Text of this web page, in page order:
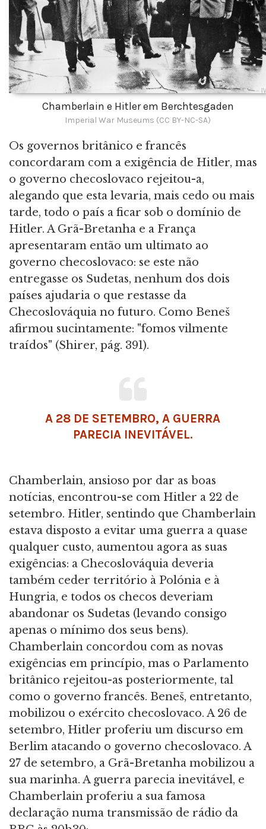
Chamberlain e Hitler em Berchtesgaden
Imperial War Museums (CC BY-NC-SA)
Os governos britânico e francês
concordaram com a exigência de Hitler, mas
o governo checoslovaco rejeitou-a,
alegando que esta levaria, mais cedo ou mais
tarde, todo o país a ficar sob o domínio de
Hitler. A Grã-Bretanha e a França
apresentaram então um ultimato ao
governo checoslovaco: se este não
entregasse os Sudetas, nenhum dos dois
países ajudaria o que restasse da
Checoslováquia no futuro. Como Beneš
afirmou sucintamente: "fomos vilmente
traídos" (Shirer, pág. 391).
A 28 DE SETEMBRO, A GUERRA
PARECIA INEVITÁVEL.
Chamberlain, ansioso por dar as boas
notícias, encontrou-se com Hitler a 22 de
setembro. Hitler, sentindo que Chamberlain
estava disposto a evitar uma guerra a quase
qualquer custo, aumentou agora as suas
exigências: a Checoslováquia deveria
também ceder território à Polónia e à
Hungria, e todos os checos deveriam
abandonar os Sudetas (levando consigo
apenas o mínimo dos seus bens).
Chamberlain concordou com as novas
exigências em princípio, mas o Parlamento
britânico rejeitou-as posteriormente, tal
como o governo francês. Beneš, entretanto,
mobilizou o exército checoslovaco. A 26 de
setembro, Hitler proferiu um discurso em
Berlim atacando o governo checoslovaco. A
27 de setembro, a Grã-Bretanha mobilizou a
sua marinha. A guerra parecia inevitável, e
Chamberlain proferiu a sua famosa
declaração numa transmissão de rádio da